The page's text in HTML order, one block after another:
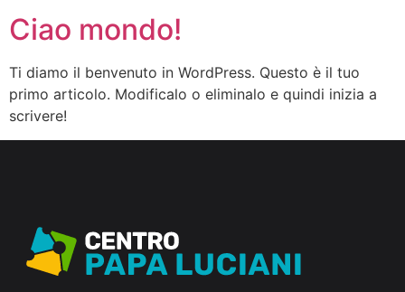
Ciao mondo!
Ti diamo il benvenuto in WordPress. Questo è il tuo
primo articolo. Modificalo o eliminalo e quindi inizia a
scrivere!